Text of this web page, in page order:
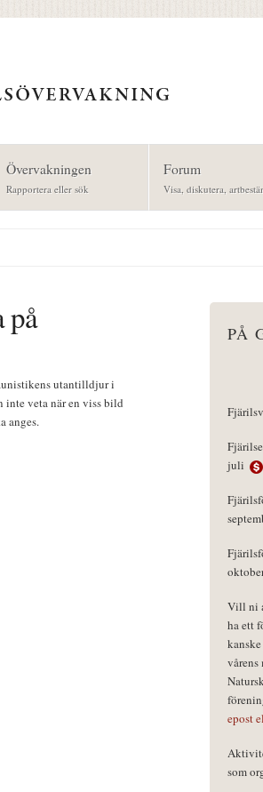
Övervakningen
Rapportera eller sök
Forum
Visa, diskutera,
på
utantilldjur i
inte veta när en viss bild
anges.
PÅ
juli
Vill ni
ha ett
vårens
epost
som